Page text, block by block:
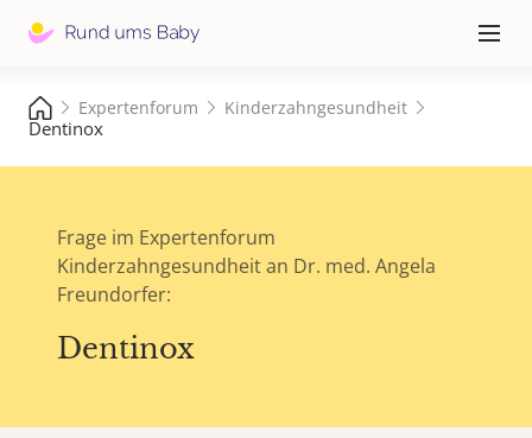
≡
Expertenforum Kinderzahngesundheit
Dentinox
Frage im Expertenforum
Kinderzahngesundheit an Dr. med. Angela
Freundorfer:
Dentinox